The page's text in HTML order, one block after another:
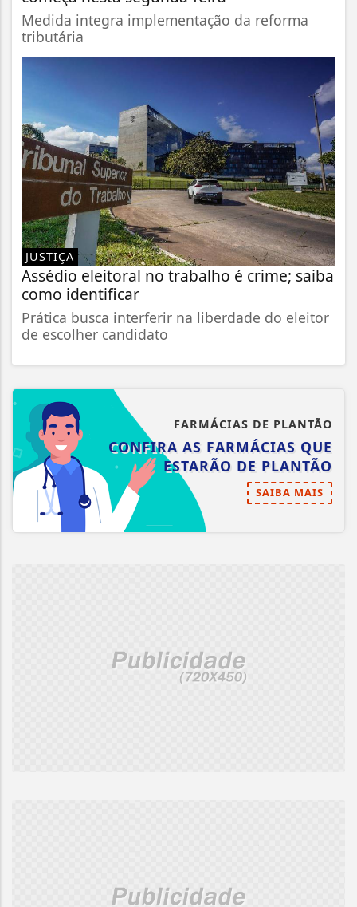
Medida integra implementação da reforma
tributária
JUSTIÇA
Assédio eleitoral no trabalho é crime; saiba
como identificar
Prática busca interferir na liberdade do eleitor
de escolher candidato
FARMÁCIAS DE PLANTÃO
CONFIRA AS FARMÁCIAS QUE
ESTARÃO DE PLANTÃO
SAIBA MAIS